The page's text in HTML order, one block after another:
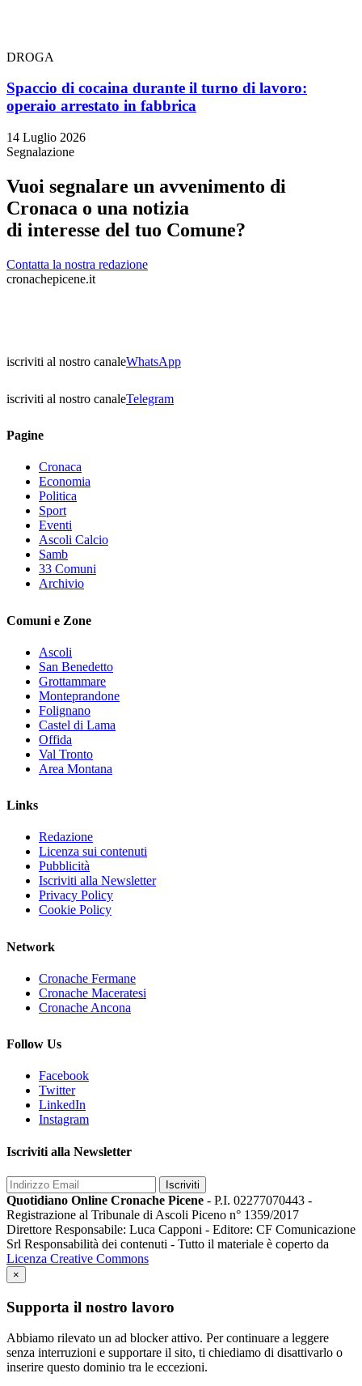
DROGA
Spaccio di cocaina durante il turno di lavoro:
operaio arrestato in fabbrica
14 Luglio 2026
Segnalazione
Vuoi segnalare un avvenimento di
Cronaca o una notizia
di interesse del tuo Comune?
Contatta la nostra redazione
cronachepicene.it
iscriviti al nostro canaleWhatsApp
iscriviti al nostro canaleTelegram
Pagine
Cronaca
Economia
Politica
Sport
Eventi
Ascoli Calcio
Samb
33 Comuni
Archivio
Comuni e Zone
Ascoli
San Benedetto
Grottammare
Monteprandone
Folignano
Castel di Lama
Offida
Val Tronto
Area Montana
Links
Redazione
Licenza sui contenuti
Pubblicità
Iscriviti alla Newsletter
Privacy Policy
Cookie Policy
Network
Cronache Fermane
Cronache Maceratesi
Cronache Ancona
Follow Us
Facebook
Twitter
LinkedIn
Instagram
Iscriviti alla Newsletter
Iscriviti
Quotidiano Online Cronache Picene - P.I. 02277070443 -
Registrazione al Tribunale di Ascoli Piceno n° 1359/2017
Direttore Responsabile: Luca Capponi - Editore: CF Comunicazione
Srl Responsabilità dei contenuti - Tutto il materiale è coperto da
Licenza Creative Commons
×
Supporta il nostro lavoro
Abbiamo rilevato un ad blocker attivo. Per continuare a leggere
senza interruzioni e supportare il sito, ti chiediamo di disattivarlo o
inserire questo dominio tra le eccezioni.